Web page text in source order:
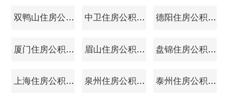
双鸭山住房公积金查询 中卫住房公积金查询 德阳住房公积金查询
厦门住房公积金查询 眉山住房公积金查询 盘锦住房公积金查询
上海住房公积金查询 泉州住房公积金查询 泰州住房公积金查询